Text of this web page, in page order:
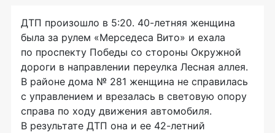
ДТП произошло в 5:20. 40-летняя женщина
была за рулем «Мерседеса Вито» и ехала
по проспекту Победы со стороны Окружной
дороги в направлении переулка Лесная аллея.
В районе дома № 281 женщина не справилась
с управлением и врезалась в световую опору
справа по ходу движения автомобиля.
В результате ДТП она и ее 42-летний